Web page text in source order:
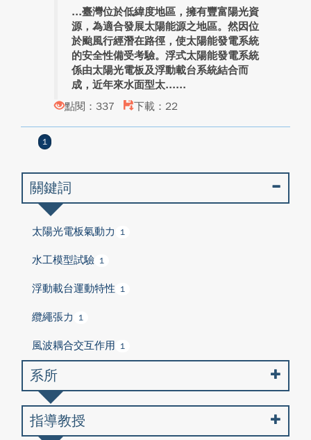
臺灣位於低緯度地區，擁有豐富陽光資
源，為適合發展太陽能源之地區。然因位
於颱風行經潛在路徑，使太陽能發電系統
的安全性備受考驗。浮式太陽能發電系統
係由太陽光電板及浮動載台系統結合而
成，近年來水面型太...
點閱：337
下載：22
1
關鍵詞
太陽光電板氣動力 1
水工模型試驗 1
浮動載台運動特性 1
纜繩張力 1
風波耦合交互作用 1
系所
指導教授